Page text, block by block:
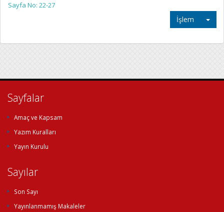
Sayfa No: 22-27
İşlem
Sayfalar
Amaç ve Kapsam
Yazım Kuralları
Yayın Kurulu
Sayılar
Son Sayı
Yayınlanmamış Makaleler